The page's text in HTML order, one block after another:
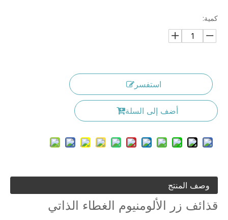
كمية:
استفسر
أضف إلى السلة
وصف المنتج
قذائف زر الألومنيوم الغطاء الذاتي